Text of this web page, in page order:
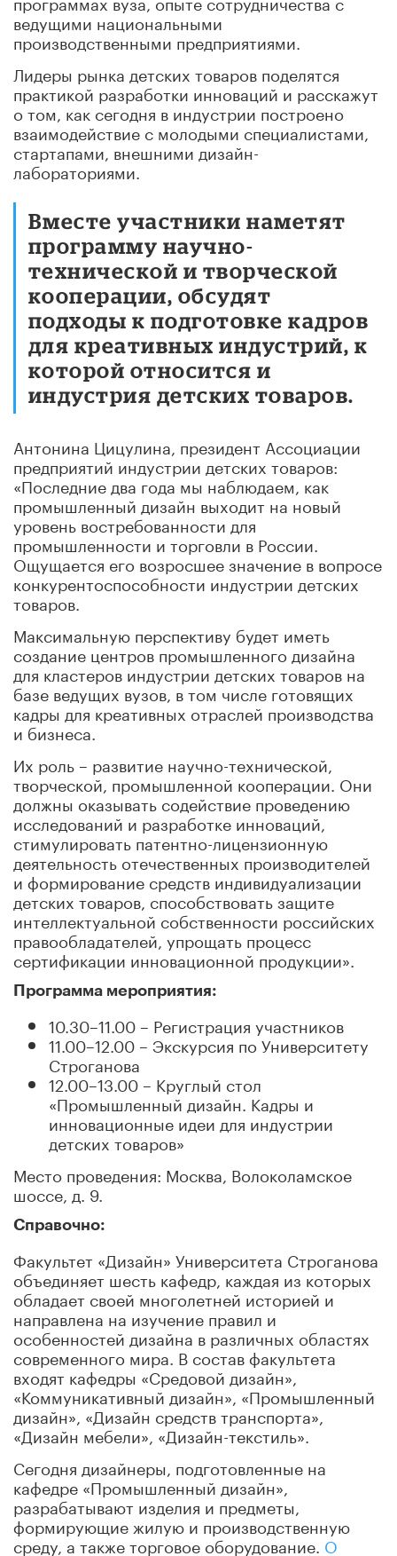
ведущими национальными
производственными предприятиями.
Лидеры рынка детских товаров поделятся
практикой разработки инноваций и расскажут
о том, как сегодня в индустрии построено
взаимодействие с молодыми специалистами,
стартапами, внешними дизайн-
лабораториями.
Вместе участники наметят
программу научно-
технической и творческой
кооперации, обсудят
подходы к подготовке кадров
для креативных индустрий, к
которой относится и
индустрия детских товаров.
Антонина Цицулина, президент Ассоциации
предприятий индустрии детских товаров:
«Последние два года мы наблюдаем, как
промышленный дизайн выходит на новый
уровень востребованности для
промышленности и торговли в России.
Ощущается его возросшее значение в вопросе
конкурентоспособности индустрии детских
товаров.
Максимальную перспективу будет иметь
создание центров промышленного дизайна
для кластеров индустрии детских товаров на
базе ведущих вузов, в том числе готовящих
кадры для креативных отраслей производства
и бизнеса.
Их роль – развитие научно-технической,
творческой, промышленной кооперации. Они
должны оказывать содействие проведению
исследований и разработке инноваций,
стимулировать патентно-лицензионную
деятельность отечественных производителей
и формирование средств индивидуализации
детских товаров, способствовать защите
интеллектуальной собственности российских
правообладателей, упрощать процесс
сертификации инновационной продукции».
Программа мероприятия:
10.30–11.00 – Регистрация участников
11.00–12.00 – Экскурсия по Университету
Строганова
12.00–13.00 – Круглый стол
«Промышленный дизайн. Кадры и
инновационные идеи для индустрии
детских товаров»
Место проведения: Москва, Волоколамское
шоссе, д. 9.
Справочно:
Факультет «Дизайн» Университета Строганова
объединяет шесть кафедр, каждая из которых
обладает своей многолетней историей и
направлена на изучение правил и
особенностей дизайна в различных областях
современного мира. В состав факультета
входят кафедры «Средовой дизайн»,
«Коммуникативный дизайн», «Промышленный
дизайн», «Дизайн средств транспорта»,
«Дизайн мебели», «Дизайн-текстиль».
Сегодня дизайнеры, подготовленные на
кафедре «Промышленный дизайн»,
разрабатывают изделия и предметы,
формирующие жилую и производственную
среду, а также торговое оборудование. О